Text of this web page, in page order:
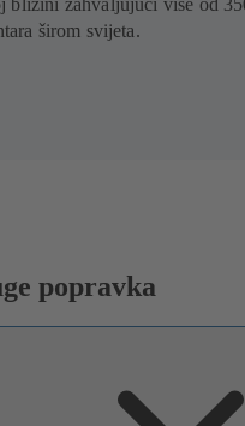
širom svijeta.
popravka